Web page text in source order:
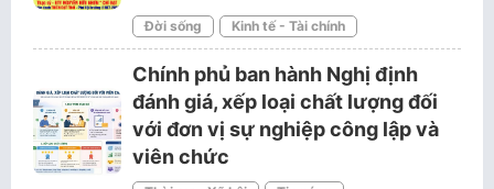
Đời sống Kinh tế - Tài chính
Chính phủ ban hành Nghị định
đánh giá, xếp loại chất lượng đối
với đơn vị sự nghiệp công lập và
viên chức